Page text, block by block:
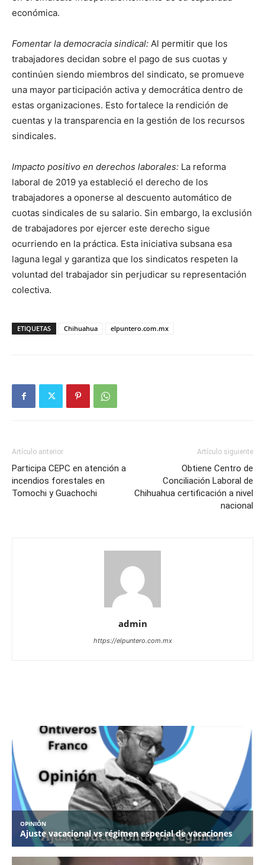
económica.
Fomentar la democracia sindical: Al permitir que los
trabajadores decidan sobre el pago de sus cuotas y
continúen siendo miembros del sindicato, se promueve
una mayor participación activa y democrática dentro de
estas organizaciones. Esto fortalece la rendición de
cuentas y la transparencia en la gestión de los recursos
sindicales.
Impacto positivo en derechos laborales: La reforma
laboral de 2019 ya estableció el derecho de los
trabajadores a oponerse al descuento automático de
cuotas sindicales de su salario. Sin embargo, la exclusión
de trabajadores por ejercer este derecho sigue
ocurriendo en la práctica. Esta iniciativa subsana esa
laguna legal y garantiza que los sindicatos respeten la
voluntad del trabajador sin perjudicar su representación
colectiva.
ETIQUETAS Chihuahua elpuntero.com.mx
Artículo anterior
Participa CEPC en atención a
incendios forestales en
Tomochi y Guachochi
Artículo siguiente
Obtiene Centro de
Conciliación Laboral de
Chihuahua certificación a nivel
nacional
admin
https://elpuntero.com.mx